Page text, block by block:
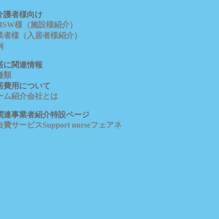
護者様向け
様（施設様紹介）
者様（入居者様紹介）
に関連情報
類
費用について
ム紹介会社とは
連事業者紹介特設ページ
費サービスSupport nurseフェアネ